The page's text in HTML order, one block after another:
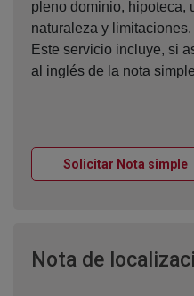
pleno dominio, hipoteca,
naturaleza y limitaciones.
Este servicio incluye, si
al inglés de la nota
Solicitar Nota simple
Nota de